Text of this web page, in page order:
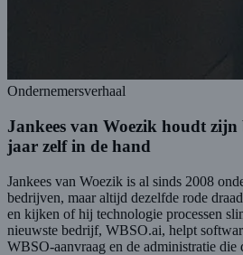
Ondernemersverhaal
Jankees van Woezik houdt
jaar zelf in de hand
Jankees van Woezik is al sinds 2008
bedrijven, maar altijd dezelfde rode
en kijken of hij technologie processen
nieuwste bedrijf, WBSO.ai, helpt
WBSO-aanvraag en de administratie die